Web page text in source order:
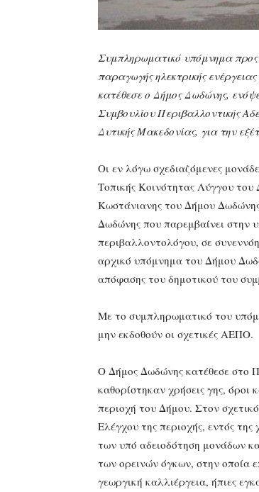
Συμπληρωματικό υπόμνημα προς
παραγωγής ηλεκτρικής
κατέθεσε ο Δήμος Δωδώνης,
Συμβουλίου Περιβαλλοντικής
Δυτικής Μακεδονίας, για την
Οι εν λόγω σχεδιαζόμενες
Τοπικής Κοινότητας Λύγγου
Κωστάνιανης του Δήμου
Δωδώνης που παρεμβαίνει στην
περιβαλλοντολόγου, σε
αρχικό υπόμνημα του Δήμου
απόφασης του δημοτικού του
Με το συμπληρωματικό του
μην εκδοθούν οι σχετικές ΑΕΠΟ.
Ο Δήμος Δωδώνης κατέθεσε
καθορίστηκαν χρήσεις γης, όροι
περιοχή του Δήμου. Στον
Ελέγχου της περιοχής, εντός
των υπό αδειοδότηση μονάδων
των ορεινών όγκων, στην οποία
γεωργική καλλιέργεια, ήπιες